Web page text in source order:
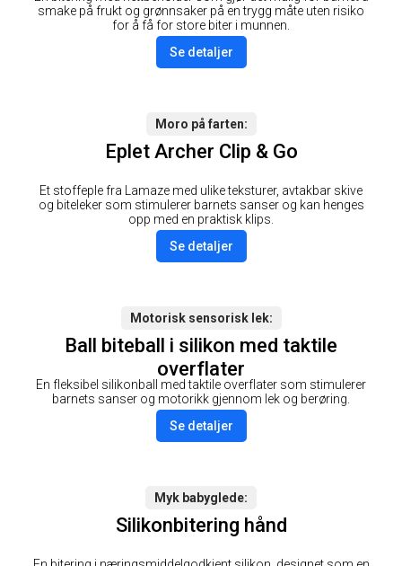
smake på frukt og grønnsaker på en trygg måte uten risiko
for å få for store biter i munnen.
Se detaljer
Moro på farten
Eplet Archer Clip & Go
Et stoffeple fra Lamaze med ulike teksturer, avtakbar skive
og biteleker som stimulerer barnets sanser og kan henges
opp med en praktisk klips.
Se detaljer
Motorisk sensorisk lek
Ball biteball i silikon med taktile
overflater
En fleksibel silikonball med taktile overflater som stimulerer
barnets sanser og motorikk gjennom lek og berøring.
Se detaljer
Myk babyglede
Silikonbitering hånd